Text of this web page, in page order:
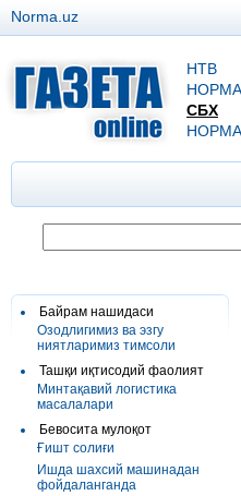
Norma.uz
НТВ
НОРМА
СБХ
Байрам нашидаси
Озодлигимиз ва эзгу
ниятларимиз тимсоли
Ташқи иқтисодий фаолият
Минтақавий логистика
масалалари
Бевосита мулоқот
Ғишт солиғи
Ишда шахсий машинадан
фойдаланганда